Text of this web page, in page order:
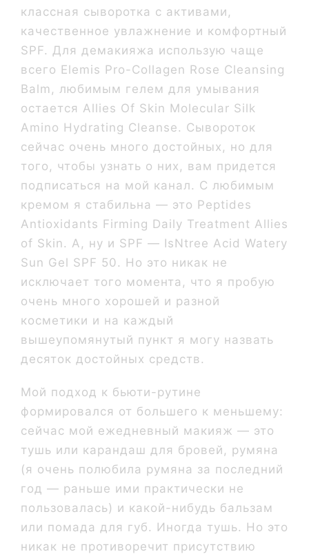
классная сыворотка с активами,
качественное увлажнение и комфортный
SPF. Для демакияжа использую чаще
всего Elemis Pro-Collagen Rose Cleansing
Balm, любимым гелем для умывания
остается Allies Of Skin Molecular Silk
Amino Hydrating Cleanse. Сывороток
сейчас очень много достойных, но для
того, чтобы узнать о них, вам придется
подписаться на мой канал. С любимым
кремом я стабильна — это Peptides
Antioxidants Firming Daily Treatment Allies
of Skin. А, ну и SPF — IsNtree Acid Watery
Sun Gel SPF 50. Но это никак не
исключает того момента, что я пробую
очень много хорошей и разной
косметики и на каждый
вышеупомянутый пункт я могу назвать
десяток достойных средств.
Мой подход к бьюти-рутине
формировался от большего к меньшему:
сейчас мой ежедневный макияж — это
тушь или карандаш для бровей, румяна
(я очень полюбила румяна за последний
год — раньше ими практически не
пользовалась) и какой-нибудь бальзам
или помада для губ. Иногда тушь. Но это
никак не противоречит присутствию